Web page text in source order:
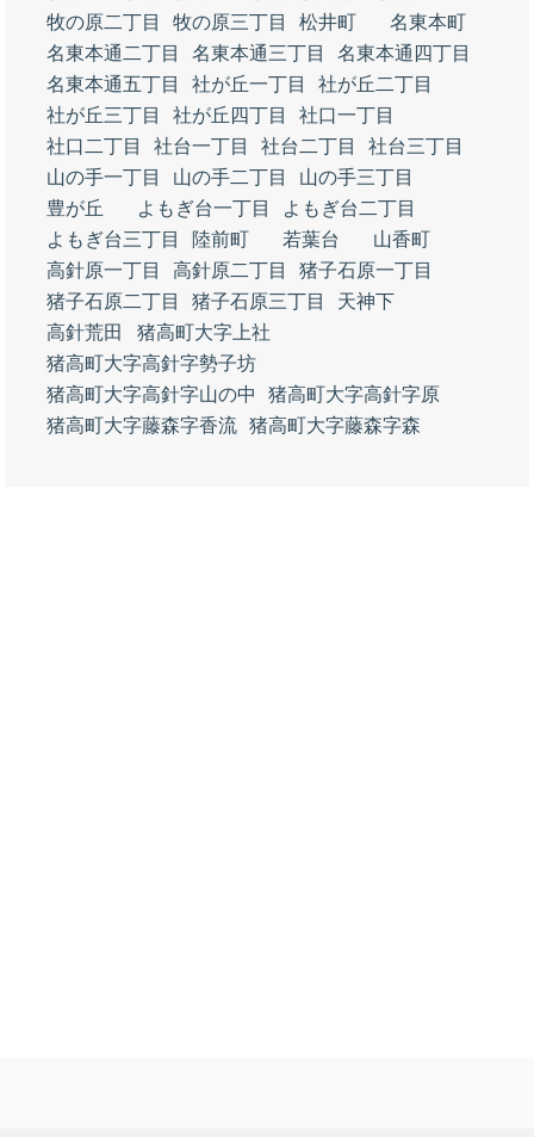
牧の原二丁目
牧の原三丁目 松井町
名東本町
名東本通二丁目
名東本通三丁目
名東本通四丁目
名東本通五丁目
社が丘一丁目
社が丘二丁目
社が丘三丁目
社が丘四丁目
社口一丁目
社口二丁目
社台一丁目 社台二丁目
社台三丁目
山の手一丁目
山の手二丁目
山の手三丁目
豊が丘
よもぎ台一丁目
よもぎ台二丁目
よもぎ台三丁目
陸前町 若葉台
山香町
高針原一丁目
高針原二丁目
猪子石原一丁目
猪子石原二丁目
猪子石原三丁目
天神下
高針荒田
猪高町大字上社
猪高町大字高針字勢子坊
猪高町大字高針字山の中
猪高町大字高針字原
猪高町大字藤森字香流 猪高町大字藤森字森